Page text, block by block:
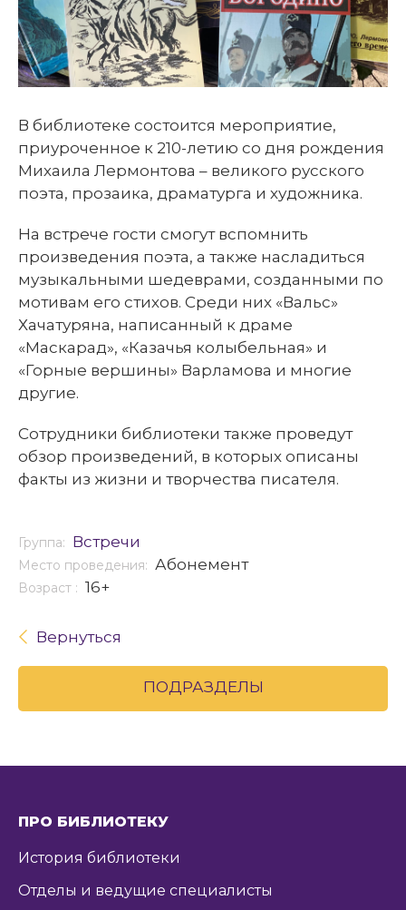
В библиотеке состоится мероприятие,
приуроченное к 210-летию со дня рождения
Михаила Лермонтова – великого русского
поэта, прозаика, драматурга и художника.
На встрече гости смогут вспомнить
произведения поэта, а также насладиться
музыкальными шедеврами, созданными по
мотивам его стихов. Среди них «Вальс»
Хачатуряна, написанный к драме
«Маскарад», «Казачья колыбельная» и
«Горные вершины» Варламова и многие
другие.
Сотрудники библиотеки также проведут
обзор произведений, в которых описаны
факты из жизни и творчества писателя.
Группа: Встречи
Место проведения: Абонемент
Возраст : 16+
Вернуться
ПОДРАЗДЕЛЫ
ПРО БИБЛИОТЕКУ
История библиотеки
Отделы и ведущие специалисты